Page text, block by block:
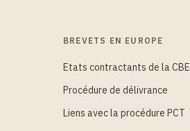
BREVETS EN EUROPE
Etats contractants de la CBE
Procédure de délivrance
Liens avec la procédure PCT